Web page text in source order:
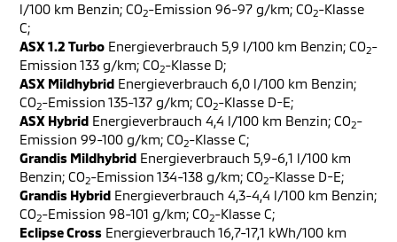
l/100 km Benzin; CO2-Emission 96-97 g/km; CO2-Klasse
C;
ASX 1.2 Turbo Energieverbrauch 5,9 l/100 km Benzin; CO2-
Emission 133 g/km; CO2-Klasse D;
ASX Mildhybrid Energieverbrauch 6,0 l/100 km Benzin;
CO2-Emission 135-137 g/km; CO2-Klasse D-E;
ASX Hybrid Energieverbrauch 4,4 l/100 km Benzin; CO2-
Emission 99-100 g/km; CO2-Klasse C;
Grandis Mildhybrid Energieverbrauch 5,9-6,1 l/100 km
Benzin; CO2-Emission 134-138 g/km; CO2-Klasse D-E;
Grandis Hybrid Energieverbrauch 4,3-4,4 l/100 km Benzin;
CO2-Emission 98-101 g/km; CO2-Klasse C;
Eclipse Cross Energieverbrauch 16,7-17,1 kWh/100 km